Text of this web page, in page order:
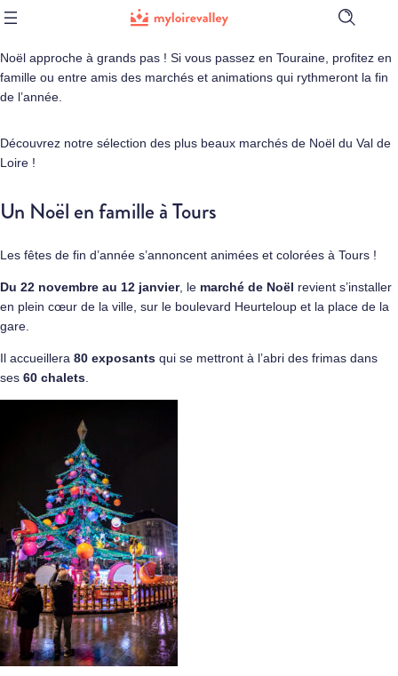
Ouvrir
barre
de
Noël approche à grands pas ! Si vous passez en Touraine, profitez en
famille ou entre amis des marchés et animations qui rythmeront la fin
de l’année.
Découvrez notre sélection des plus beaux marchés de Noël du Val de
Loire !
Un Noël en famille à Tours
Les fêtes de fin d’année s’annoncent animées et colorées à Tours !
Du 22 novembre au 12 janvier, le marché de Noël revient s’installer
en plein cœur de la ville, sur le boulevard Heurteloup et la place de la
gare.
Il accueillera 80 exposants qui se mettront à l’abri des frimas dans
ses 60 chalets